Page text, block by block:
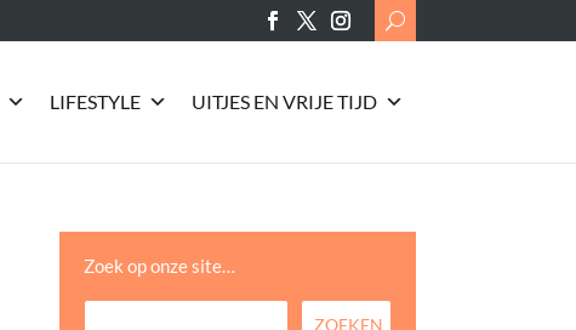
Search
for:
LIFESTYLE UITJES EN VRIJE TIJD
Zoek op onze site…